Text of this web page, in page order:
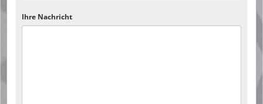
Ihre Nachricht